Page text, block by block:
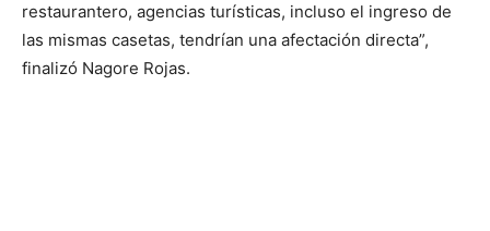
restaurantero, agencias turísticas, incluso el ingreso de
las mismas casetas, tendrían una afectación directa”,
finalizó Nagore Rojas.